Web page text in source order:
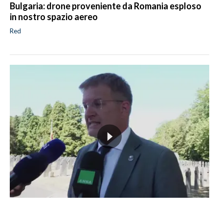
Bulgaria: drone proveniente da Romania esploso
in nostro spazio aereo
Red